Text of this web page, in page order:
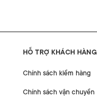
HỖ TRỢ KHÁCH HÀNG
Chính sách kiểm hàng
Chính sách vận chuyển